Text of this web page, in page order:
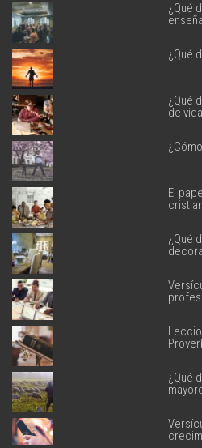
¿Qué
¿Qué
¿Qué
de
El
¿Qué
¿Qué